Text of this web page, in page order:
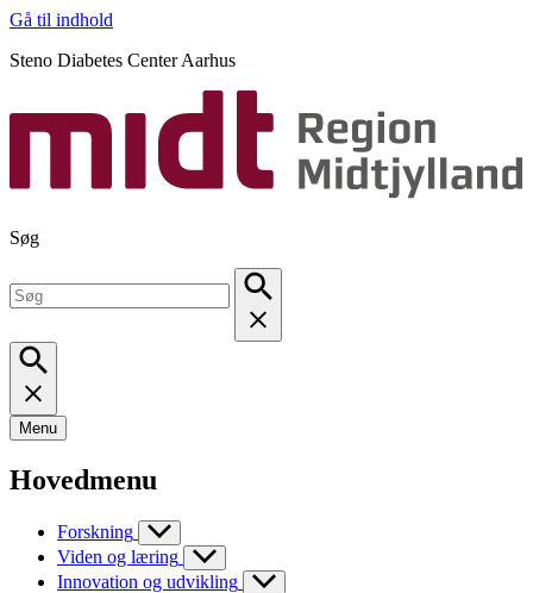
Gå til indhold
Steno Diabetes Center Aarhus
Søg
Menu
Hovedmenu
Forskning
Viden og læring
Innovation og udvikling